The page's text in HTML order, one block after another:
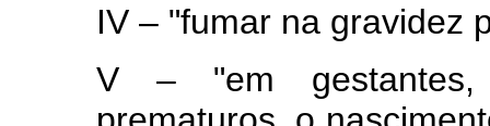
IV – "fumar na gravidez
V – "em